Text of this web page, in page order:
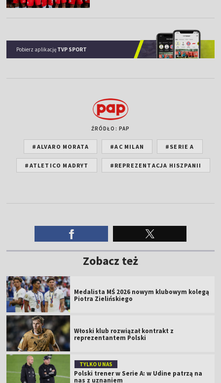
Pobierz aplikację TVP SPORT
ŹRÓDŁO: PAP
#ALVARO MORATA #AC MILAN #SERIE A
#ATLETICO MADRYT #REPREZENTACJA HISZPANII
Zobacz też
Medalista MŚ 2026 nowym klubowym kolegą
Piotra Zielińskiego
Włoski klub rozwiązał kontrakt z
reprezentantem Polski
TYLKO U NAS
Polski trener w Serie A: w Udine patrzą na
nas z uznaniem